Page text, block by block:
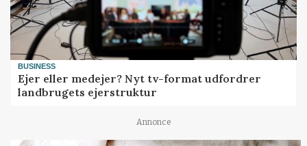
BUSINESS
Ejer eller medejer? Nyt tv-format udfordrer
landbrugets ejerstruktur
Annonce